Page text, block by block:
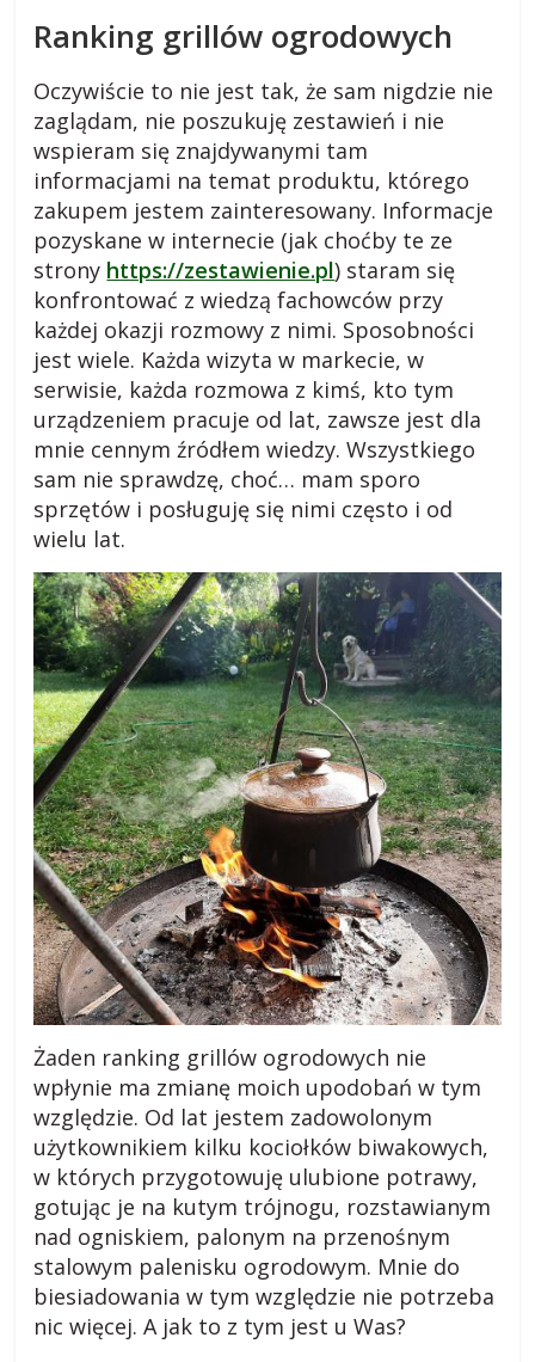
Ranking grillów ogrodowych
Oczywiście to nie jest tak, że sam nigdzie nie
zaglądam, nie poszukuję zestawień i nie
wspieram się znajdywanymi tam
informacjami na temat produktu, którego
zakupem jestem zainteresowany. Informacje
pozyskane w internecie (jak choćby te ze
strony https://zestawienie.pl) staram się
konfrontować z wiedzą fachowców przy
każdej okazji rozmowy z nimi. Sposobności
jest wiele. Każda wizyta w markecie, w
serwisie, każda rozmowa z kimś, kto tym
urządzeniem pracuje od lat, zawsze jest dla
mnie cennym źródłem wiedzy. Wszystkiego
sam nie sprawdzę, choć… mam sporo
sprzętów i posługuję się nimi często i od
wielu lat.
Żaden ranking grillów ogrodowych nie
wpłynie ma zmianę moich upodobań w tym
względzie. Od lat jestem zadowolonym
użytkownikiem kilku kociołków biwakowych,
w których przygotowuję ulubione potrawy,
gotując je na kutym trójnogu, rozstawianym
nad ogniskiem, palonym na przenośnym
stalowym palenisku ogrodowym. Mnie do
biesiadowania w tym względzie nie potrzeba
nic więcej. A jak to z tym jest u Was?